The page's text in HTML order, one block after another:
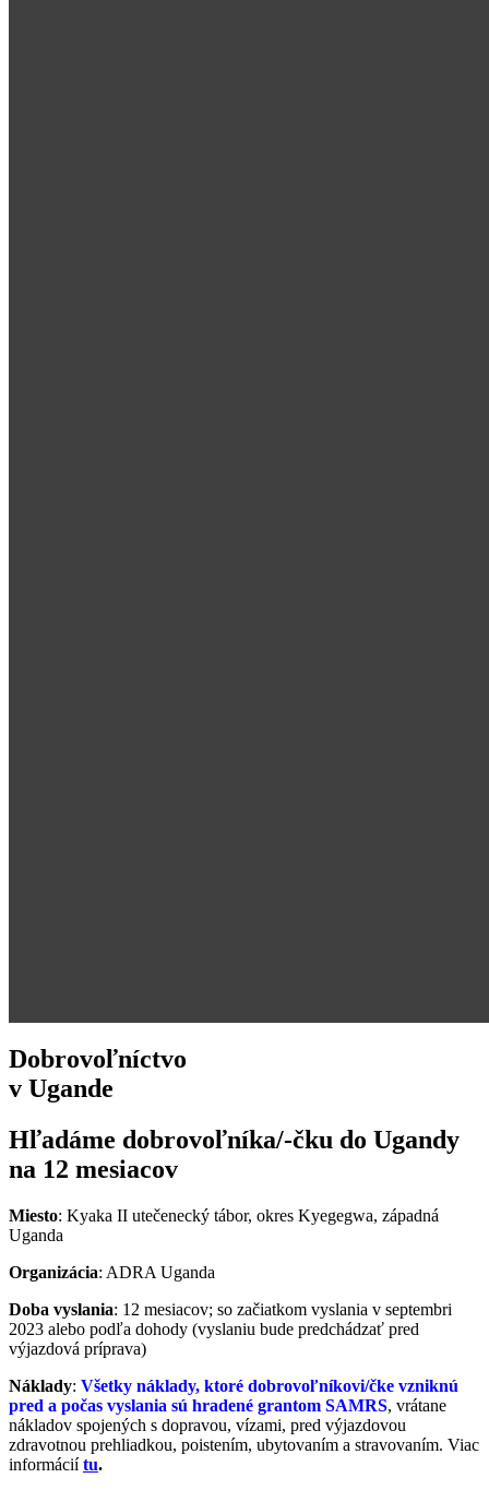
Dobrovoľníctvo
v Ugande
Hľadáme dobrovoľníka/-čku do Ugandy
na 12 mesiacov
Miesto: Kyaka II utečenecký tábor, okres Kyegegwa, západná
Uganda
Organizácia: ADRA Uganda
Doba vyslania: 12 mesiacov; so začiatkom vyslania v septembri
2023 alebo podľa dohody (vyslaniu bude predchádzať pred
výjazdová príprava)
Náklady: Všetky náklady, ktoré dobrovoľníkovi/čke vzniknú
pred a počas vyslania sú hradené grantom SAMRS, vrátane
nákladov spojených s dopravou, vízami, pred výjazdovou
zdravotnou prehliadkou, poistením, ubytovaním a stravovaním. Viac
informáciítu.